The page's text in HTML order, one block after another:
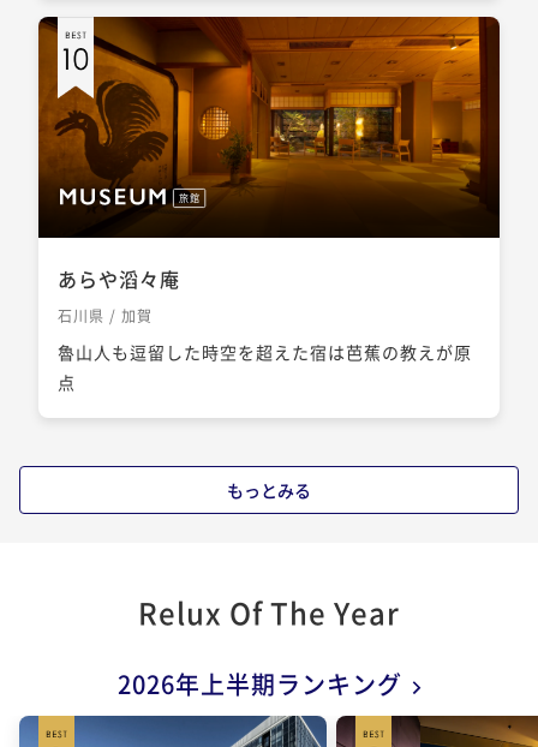
旅館
あらや滔々庵
石川県 / 加賀
魯山人も逗留した時空を超えた宿は芭蕉の教えが原
点
もっとみる
Relux Of The Year
2026年上半期ランキング